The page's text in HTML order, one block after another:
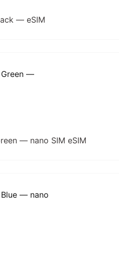
— eSIM
— nano SIM eSIM